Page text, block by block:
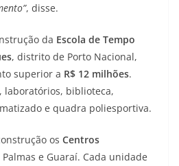
, disse.
da Escola de Tempo
, distrito de Porto Nacional,
superior a R$ 12 milhões.
, laboratórios, biblioteca,
e quadra poliesportiva.
os Centros
Palmas e Guaraí. Cada unidade